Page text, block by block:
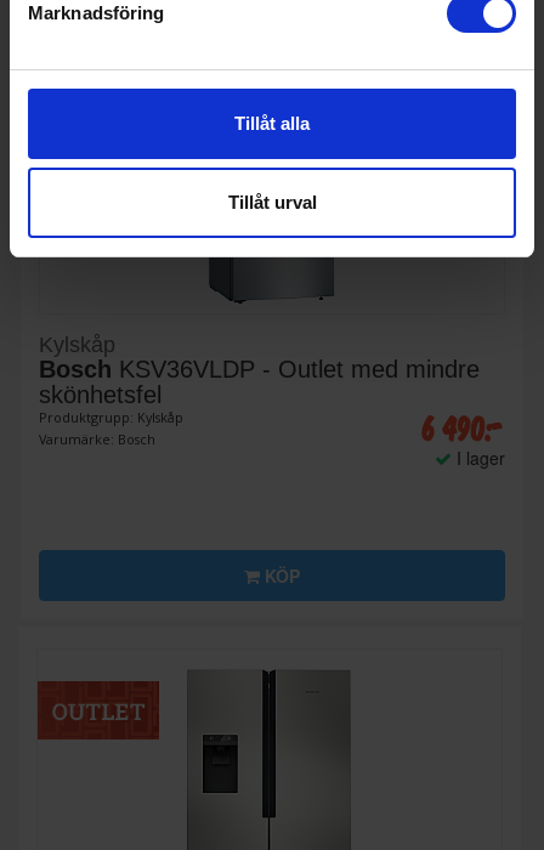
Marknadsföring
Tillåt alla
Tillåt urval
Kylskåp
Bosch KSV36VLDP - Outlet med mindre
skönhetsfel
Produktgrupp: Kylskåp
Varumärke: Bosch
6 490:-
I lager
KÖP